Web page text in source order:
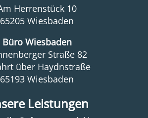
Herrenstück 10
65205 Wiesbaden
Büro Wiesbaden
Straße 82
über Haydnstraße
65193 Wiesbaden
Leistungen